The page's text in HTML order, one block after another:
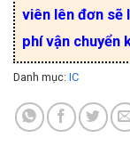
viên lên đơn sẽ
phí vận chuyển
Danh mục: IC